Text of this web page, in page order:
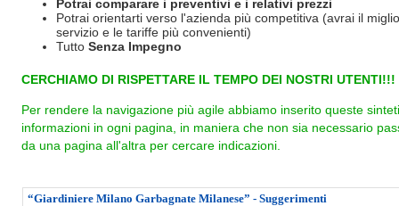
Potrai comparare i preventivi e i relativi prezzi
Potrai orientarti verso l'azienda più competitiva (avrai il
servizio e le tariffe più convenienti)
Tutto Senza Impegno
CERCHIAMO DI RISPETTARE IL TEMPO DEI NOSTRI UTENTI!!!
Per rendere la navigazione più agile abbiamo inserito queste
informazioni in ogni pagina, in maniera che non sia necessario
da una pagina all'altra per cercare indicazioni.
“Giardiniere Milano Garbagnate Milanese” - Suggerimenti